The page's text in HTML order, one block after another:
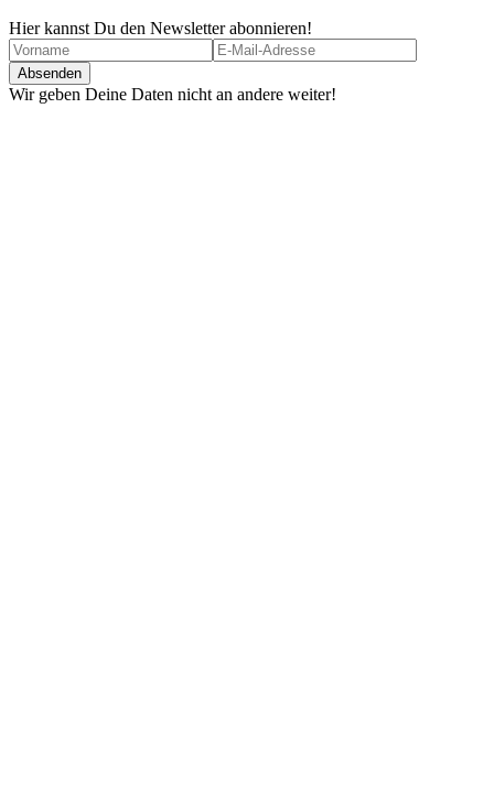
Hier kannst Du den Newsletter abonnieren!
Wir geben Deine Daten nicht an andere weiter!